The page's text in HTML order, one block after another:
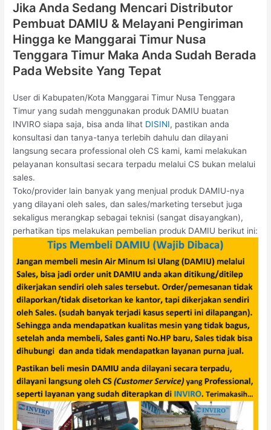
Jika Anda Sedang Mencari Distributor
Pembuat DAMIU & Melayani Pengiriman
Hingga ke Manggarai Timur Nusa
Tenggara Timur Maka Anda Sudah Berada
Pada Website Yang Tepat
User di Kabupaten/Kota Manggarai Timur Nusa Tenggara
Timur yang sudah menggunakan produk DAMIU buatan
INVIRO siapa saja, bisa anda lihat DISINI, pastikan anda
konsultasi dan tanya-tanya terlebih dahulu dan dilayani
langsung secara professional oleh CS kami, kami melakukan
pelayanan konsultasi secara terpadu melalui CS bukan melalui
sales.
Toko/provider lain banyak yang menjual produk DAMIU-nya
yang dilayani oleh sales, dan sales/marketing tersebut juga
sekaligus merangkap sebagai teknisi (sangat disayangkan),
perhatikan tips melakukan pembelian produk DAMIU berikut ini: